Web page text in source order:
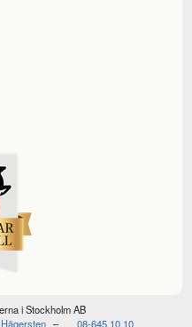
i Stockholm AB
08-645 10 10